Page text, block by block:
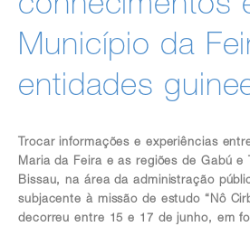
Município da
entidades
Trocar informações e experiências
Maria da Feira e as regiões de Gabú e
Bissau, na área da administração
subjacente à missão de estudo “Nô
decorreu entre 15 e 17 de junho, em